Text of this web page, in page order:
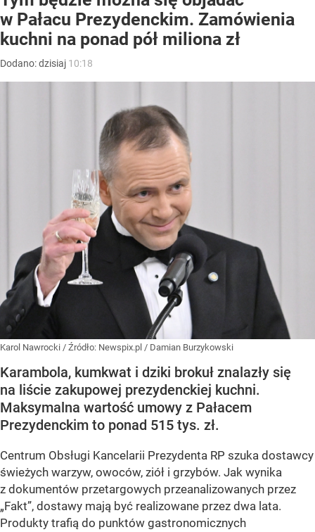
w Pałacu Prezydenckim. Zamówienia
kuchni na ponad pół miliona zł
Dodano:dzisiaj 10:18
Karol Nawrocki / Źródło: Newspix.pl / Damian Burzykowski
Karambola, kumkwat i dziki brokuł znalazły się
na liście zakupowej prezydenckiej kuchni.
Maksymalna wartość umowy z Pałacem
Prezydenckim to ponad 515 tys. zł.
Centrum Obsługi Kancelarii Prezydenta RP szuka dostawcy
świeżych warzyw, owoców, ziół i grzybów. Jak wynika
z dokumentów przetargowych przeanalizowanych przez
„Fakt”, dostawy mają być realizowane przez dwa lata.
Produkty trafią do punktów gastronomicznych